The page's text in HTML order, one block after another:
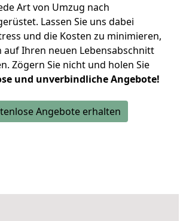
Art von Umzug nach
Lassen Sie uns dabei
und die Kosten zu minimieren,
auf Ihren neuen Lebensabschnitt
Zögern Sie nicht und holen Sie
und unverbindliche Angebote!
Angebote erhalten